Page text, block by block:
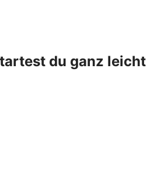
du ganz leicht